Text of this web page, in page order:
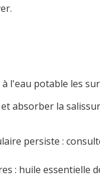
l'eau potable les
absorber la
persiste :
: huile essentielle